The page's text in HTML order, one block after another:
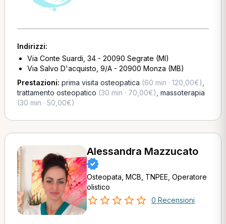
Indirizzi:
Via Conte Suardi, 34 - 20090 Segrate (MI)
Via Salvo D'acquisto, 9/A - 20900 Monza (MB)
Prestazioni: prima visita osteopatica (60 min · 120,00€)
trattamento osteopatico (30 min · 70,00€) massoterapia
(30 min · 50,00€)
Alessandra Mazzucato
Osteopata, MCB, TNPEE, Operatore
olistico
0 Recensioni